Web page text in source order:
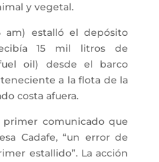
y vegetal.
estalló el depósito
15 mil litros de
oil) desde el barco
a la flota de la
costa afuera.
comunicado que
Cadafe, “un error de
estallido”. La acción